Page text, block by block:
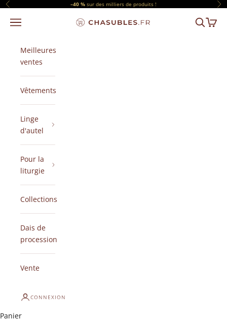
Passer au contenu
Précédent –40 % sur des milliers de produits !
CHASUBLES.FR
Menu Panier
Meilleures
ventes
Vêtements
Linge
d'autel
Pour la
liturgie
Collections
Dais de
procession
Vente
CONNEXION
Panier